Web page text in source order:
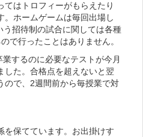
はトロフィーがもらえたり
。ホームゲームは毎回出場し
招待制の試合に関しては各種
で行ったことはありません。
するのに必要なテストが今月
した。合格点を超えないと翌
ので、2週間前から毎授業で対
保てています。お出掛けす